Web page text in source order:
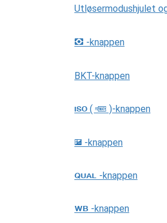
Utløsermodushjulet
Y -knappen
BKT-knappen
S ( Q )-knappen
E -knappen
T -knappen
U -knappen